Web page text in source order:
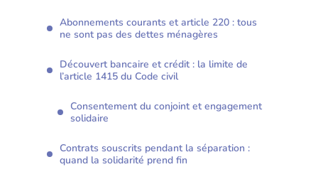
Abonnements courants et article 220 : tous
ne sont pas des dettes ménagères
Découvert bancaire et crédit : la limite de
l’article 1415 du Code civil
Consentement du conjoint et engagement
solidaire
Contrats souscrits pendant la séparation :
quand la solidarité prend fin